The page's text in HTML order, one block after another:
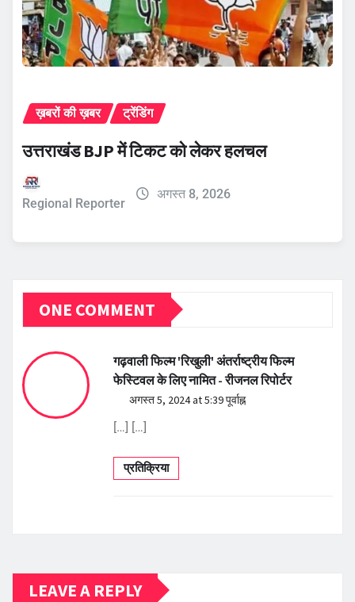
ख़बरों की ख़बर ट्रेंडिंग
उत्तराखंड BJP में टिकट को लेकर हलचल
Regional Reporter
अगस्त 8, 2026
ONE COMMENT
गढ़वाली फिल्म 'रिखुली' अंतर्राष्ट्रीय फिल्म
फेस्टिवल के लिए नामित - रीजनल रिपोर्टर
अगस्त 5, 2024 at 5:39 पूर्वाह्न
[…] […]
प्रतिक्रिया
LEAVE A REPLY